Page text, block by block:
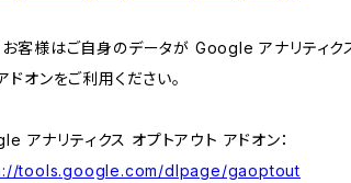
お客様はご自身のデータが Google アナリティ
ドオンをご利用ください。
アナリティクス オプトアウト アドオン：
tools.google.com/dlpage/gaoptout